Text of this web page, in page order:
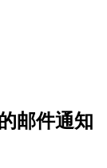
邮件通知